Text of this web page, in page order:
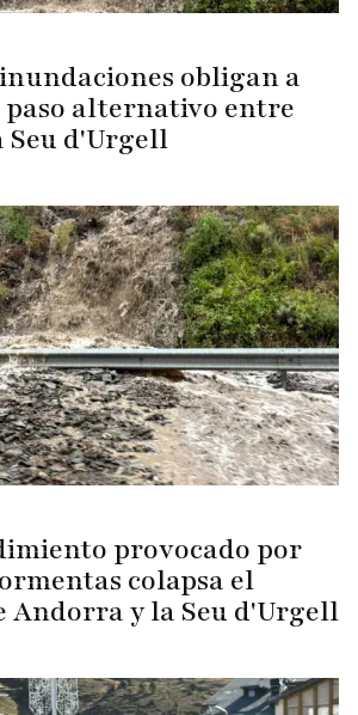
obligan a
alternativo entre
d'Urgell
provocado por
colapsa el
y la Seu d'Urgell